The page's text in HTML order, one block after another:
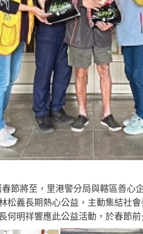
春節將至，里港警分局與轄區善心
松義長期熱心公益，主動集結社
何明祥響應此公益活動，於春節